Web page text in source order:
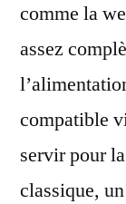
comme la
assez
compatible
servir pour
classique,